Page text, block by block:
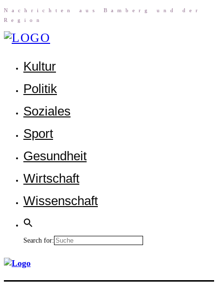
Nach­rich­ten aus Bam­berg und der
Region
Kul­tur
Poli­tik
Sozia­les
Sport
Gesund­heit
Wirt­schaft
Wis­sen­schaft
Search for: